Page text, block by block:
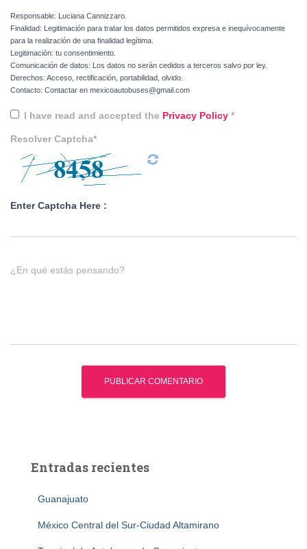
Responsable: Luciana Cannizzaro.
Finalidad: Legitimación para tratar los datos permitidos expresa e inequívocamente
para la realización de una finalidad legítima.
Legitimación: tu consentimiento.
Comunicación de datos: Los datos no serán cedidos a terceros salvo por ley.
Derechos: Acceso, rectificación, portabilidad, olvido.
Contacto: Contactar en mexicoautobuses@gmail.com
I have read and accepted the Privacy Policy *
Resolver Captcha*
Enter Captcha Here :
¿En qué estás pensando?
Entradas recientes
Guanajuato
México Central del Sur-Ciudad Altamirano